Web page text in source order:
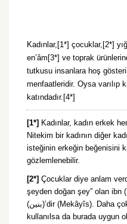
Kadınlar,[1*] çocuklar,[2*]
en’âm[3*] ve toprak
tutkusu insanlara hoş
menfaatleridir. Oysa varılıp
katındadır.[4*]
[1*] Kadınlar, kadın erkek
Nitekim bir kadının diğer
isteğinin erkeğin beğenisini
gözlemlenebilir.
[2*] Çocuklar diye anlam
şeyden doğan şey” olan ibn (إبن)’in çoğulu olan benîn
(بنين)’dir (Mekâyîs). Daha çok erkek evlat anlamında
kullanılsa da burada uygun